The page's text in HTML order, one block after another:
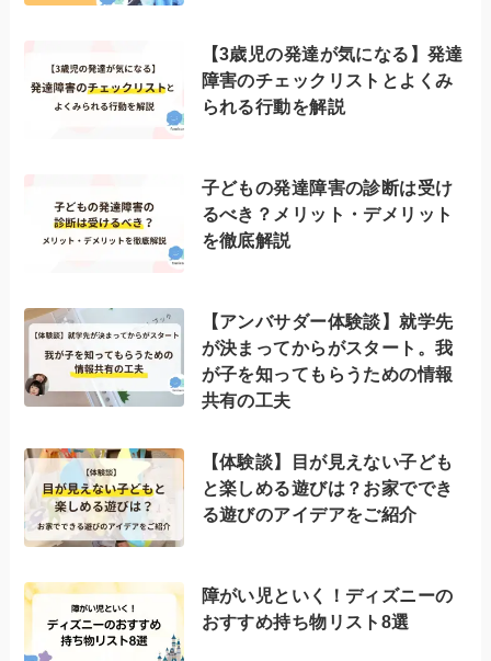
【3歳児の発達が気になる】発達
障害のチェックリストとよくみ
られる行動を解説
子どもの発達障害の診断は受け
るべき？メリット・デメリット
を徹底解説
【アンバサダー体験談】就学先
が決まってからがスタート。我
が子を知ってもらうための情報
共有の工夫
【体験談】目が見えない子ども
と楽しめる遊びは？お家ででき
る遊びのアイデアをご紹介
障がい児といく！ディズニーの
おすすめ持ち物リスト8選